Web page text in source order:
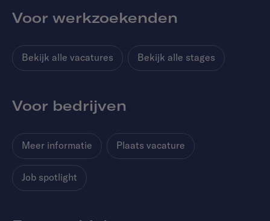
Voor werkzoekenden
Bekijk alle vacatures Bekijk alle stages
Voor bedrijven
Meer informatie Plaats vacature
Job spotlight